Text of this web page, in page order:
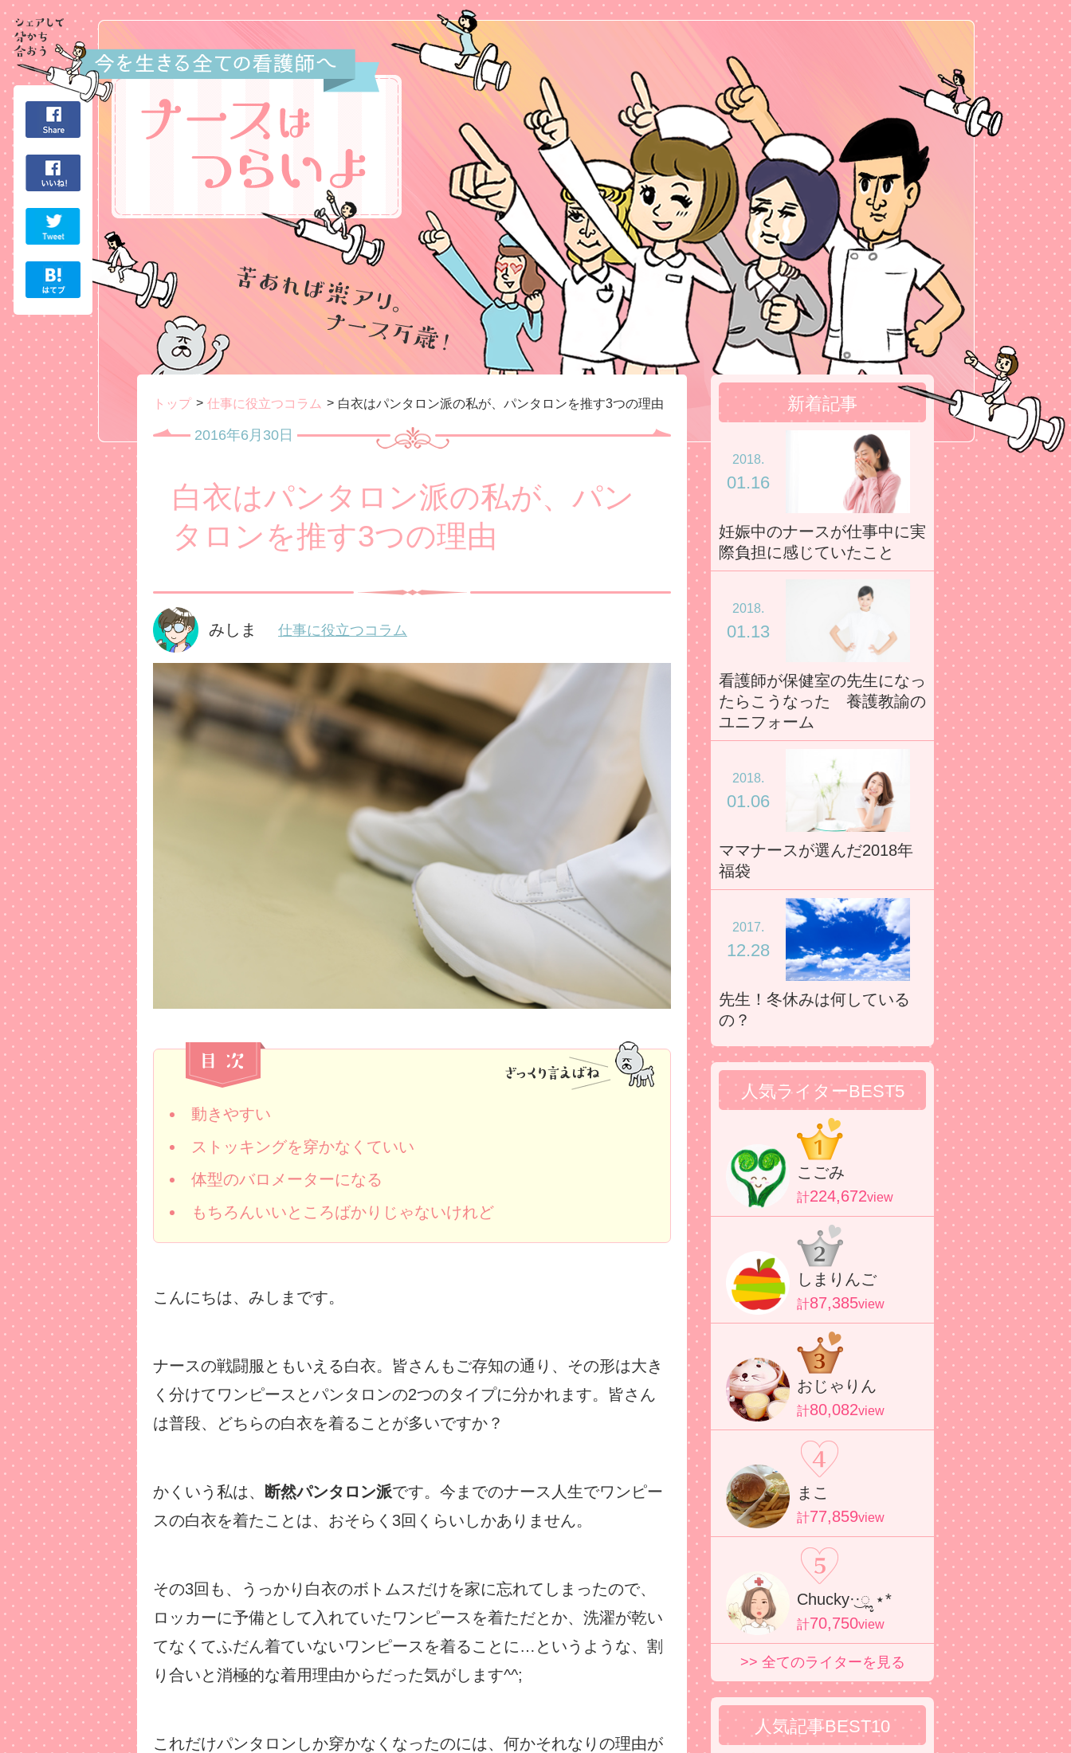
トップ 仕事に役立つコラム 白衣はパンタロン派の私が、パンタロンを推す3つの理由
白衣はパンタロン派の私が、パン
タロンを推す3つの理由
2016年6月30日
みしま 仕事に役立つコラム
動きやすい
ストッキングを穿かなくていい
体型のバロメーターになる
もちろんいいところばかりじゃないけれど
こんにちは、みしまです。
ナースの戦闘服ともいえる白衣。皆さんもご存知の通り、その形は大き
く分けてワンピースとパンタロンの2つのタイプに分かれます。皆さん
は普段、どちらの白衣を着ることが多いですか？
かくいう私は、 断然パンタロン派です。今までのナース人生でワンピー
スの白衣を着たことは、おそらく3回くらいしかありません。
その3回も、うっかり白衣のボトムスだけを家に忘れてしまったので、
ロッカーに予備として入れていたワンピースを着ただとか、洗濯が乾い
てなくてふだん着ていないワンピースを着ることに…というような、割
り合いと消極的な着用理由からだった気がします^^;
これだけパンタロンしか穿かなくなったのには、何かそれなりの理由が
新着記事
2018.
01.16
妊娠中のナースが仕事中に実
際負担に感じていたこと
2018.
01.13
看護師が保健室の先生になっ
たらこうなった 養護教諭の
ユニフォーム
2018.
01.06
ママナースが選んだ2018年
福袋
2017.
12.28
先生！冬休みは何している
の？
人気ライターBEST5
こごみ
計224,672view
しまりんご
計87,385view
おじゃりん
計80,082view
まこ
計77,859view
Chucky·͜·ೢ ⋆*
計70,750view
>> 全てのライターを見る
人気記事BEST10